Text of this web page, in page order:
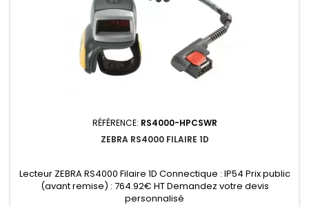
RÉFÉRENCE: RS4000-HPCSWR
ZEBRA RS4000 FILAIRE 1D
Lecteur ZEBRA RS4000 Filaire 1D Connectique : IP54 Prix public
(avant remise) : 764.92€ HT Demandez votre devis
personnalisé